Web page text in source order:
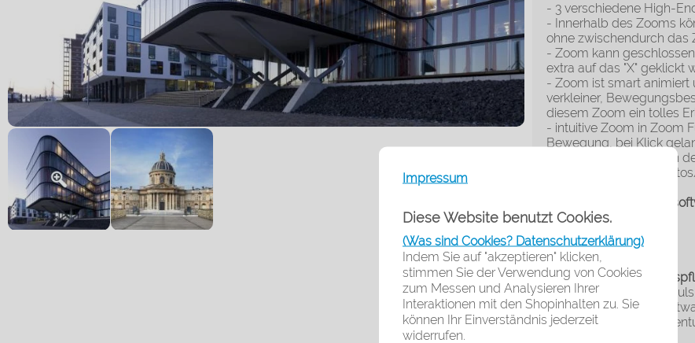
Impressum
Diese Website benutzt Cookies.
(Was sind Cookies? Datenschutzerklärung)
Indem Sie auf "akzeptieren" klicken,
stimmen Sie der Verwendung von Cookies
zum Messen und Analysieren Ihrer
Interaktionen mit den Shopinhalten zu. Sie
können Ihr Einverständnis jederzeit
widerrufen.
- 3 verschiedene High-
- Innerhalb des Zooms
ohne zwischendurch das
- Zoom kann
extra auf das "X" geklickt
- Zoom ist smart animiert
verkleiner,
diesem Zoom ein tolles
- intuitive Zoom in Zoom
Bewegung, bei Klick
zoomt er nocheinmal in
für große qualitative
bei jeder Flow®-
Systemvoraussetzung
- Flow® Shopsoftware
Rechtliche
Der Hersteller des
Marke: Flow®
Kontakt: RoyalArt®